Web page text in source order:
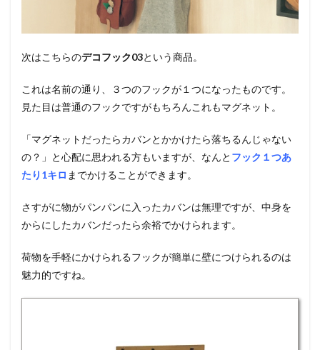
次はこちらのデコフック03という商品。
これは名前の通り、３つのフックが１つになったものです。
見た目は普通のフックですがもちろんこれもマグネット。
「マグネットだったらカバンとかかけたら落ちるんじゃない
の？」と心配に思われる方もいますが、なんと フック １つあ
たり1キロ までかけることができます。
さすがに物がパンパンに入ったカバンは無理ですが、中身を
からにしたカバンだったら余裕でかけられます。
荷物を手軽にかけられるフックが簡単に壁につけられるのは
魅力的ですね。